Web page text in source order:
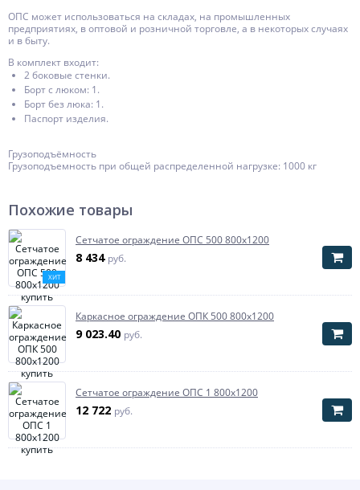
ОПС может использоваться на складах, на промышленных
предприятиях, в оптовой и розничной торговле, а в некоторых случаях
и в быту.
В комплект входит:
2 боковые стенки.
Борт с люком: 1.
Борт без люка: 1.
Паспорт изделия.
Грузоподъёмность
Грузоподъемность при общей распределенной нагрузке: 1000 кг
Похожие товары
ХИТ
Сетчатое ограждение ОПС 500 800х1200
8 434 руб.
Каркасное ограждение ОПК 500 800х1200
9 023.40 руб.
Сетчатое ограждение ОПС 1 800х1200
12 722 руб.